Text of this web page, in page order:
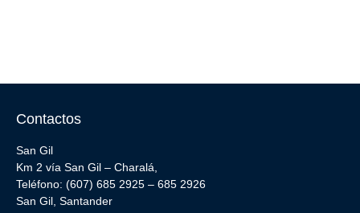
Contactos
San Gil
Km 2 vía San Gil – Charalá,
Teléfono: (607) 685 2925 – 685 2926
San Gil, Santander